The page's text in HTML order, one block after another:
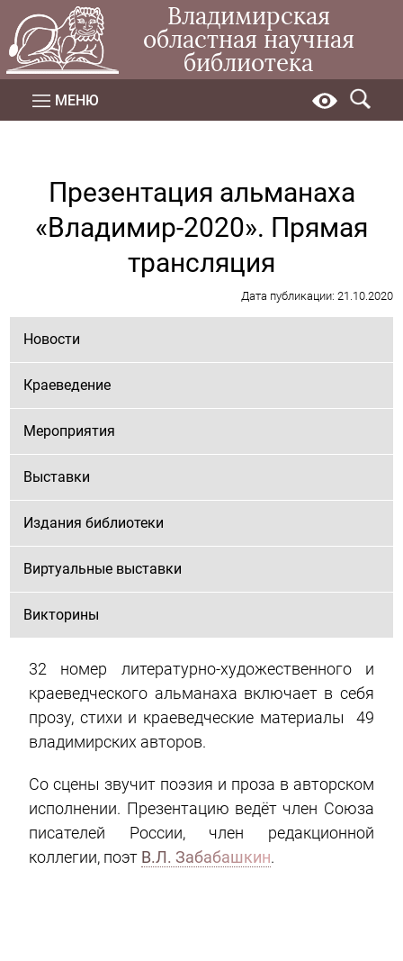
Владимирская
областная научная
библиотека
МЕНЮ
Презентация альманаха
«Владимир-2020». Прямая
трансляция
Дата публикации: 21.10.2020
Новости
Краеведение
Мероприятия
Выставки
Издания библиотеки
Виртуальные выставки
Викторины
32 номер литературно-художественного и
краеведческого альманаха включает в себя
прозу, стихи и краеведческие материалы 49
владимирских авторов.
Со сцены звучит поэзия и проза в авторском
исполнении. Презентацию ведёт член Союза
писателей России, член редакционной
коллегии, поэт В.Л. Забабашкин.